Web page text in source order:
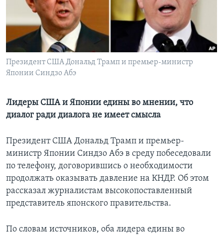
Learning English
СОЦИАЛЬНЫЕ СЕТИ
Президент США Дональд Трамп и премьер-министр
Японии Синдзо Абэ
Лидеры США и Японии едины во мнении, что
диалог ради диалога не имеет смысла
Президент США Дональд Трамп и премьер-
министр Японии Синдзо Абэ в среду побеседовали
по телефону, договорившись о необходимости
продолжать оказывать давление на КНДР. Об этом
рассказал журналистам высокопоставленный
представитель японского правительства.
По словам источников, оба лидера едины во